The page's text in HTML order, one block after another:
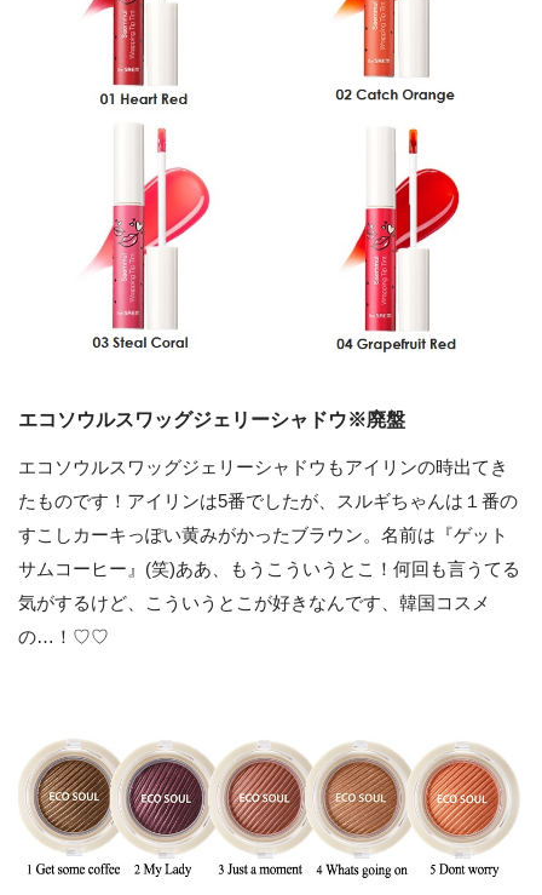
エコソウルスワッグジェリーシャドウ※廃盤
エコソウルスワッグジェリーシャドウもアイリンの時出てき
たものです！アイリンは5番でしたが、スルギちゃんは１番の
すこしカーキっぽい黄みがかったブラウン。名前は『ゲット
サムコーヒー』(笑)ああ、もうこういうとこ！何回も言うてる
気がするけど、こういうとこが好きなんです、韓国コスメ
の…！♡♡